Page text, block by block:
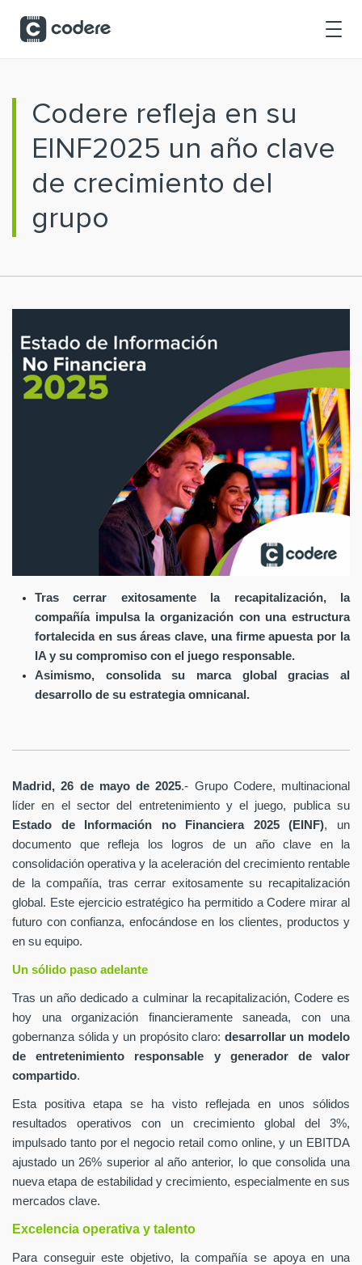
Codere refleja en su
EINF2025 un año clave
de crecimiento del
grupo
Tras cerrar exitosamente la recapitalización, la
compañía impulsa la organización con una estructura
fortalecida en sus áreas clave, una firme apuesta por la
IA y su compromiso con el juego responsable.
Asimismo, consolida su marca global gracias al
desarrollo de su estrategia omnicanal.
Madrid, 26 de mayo de 2025.- Grupo Codere, multinacional
líder en el sector del entretenimiento y el juego, publica su
Estado de Información no Financiera 2025 (EINF), un
documento que refleja los logros de un año clave en la
consolidación operativa y la aceleración del crecimiento rentable
de la compañía, tras cerrar exitosamente su recapitalización
global. Este ejercicio estratégico ha permitido a Codere mirar al
futuro con confianza, enfocándose en los clientes, productos y
en su equipo.
Un sólido paso adelante
Tras un año dedicado a culminar la recapitalización, Codere es
hoy una organización financieramente saneada, con una
gobernanza sólida y un propósito claro: desarrollar un modelo
de entretenimiento responsable y generador de valor
compartido.
Esta positiva etapa se ha visto reflejada en unos sólidos
resultados operativos con un crecimiento global del 3%,
impulsado tanto por el negocio retail como online, y un EBITDA
ajustado un 26% superior al año anterior, lo que consolida una
nueva etapa de estabilidad y crecimiento, especialmente en sus
mercados clave.
Excelencia operativa y talento
Para conseguir este objetivo, la compañía se apoya en una